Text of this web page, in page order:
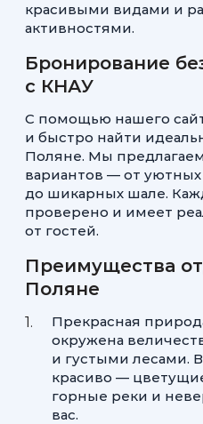
красивыми видами и
активностями.
Бронирование
с КНАУ
С помощью нашего
и быстро найти
Поляне. Мы
вариантов — от
до шикарных шале.
проверено и имеет
от гостей.
Преимущества
Поляне
Прекрасная
окружена
и густыми лесами.
красиво —
горные реки и
вас.